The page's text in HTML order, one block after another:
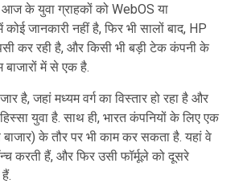
आज के युवा ग्राहकों को WebOS या
जानकारी नहीं है, फिर भी सालों बाद, HP
कर रही है, और किसी भी बड़ी टेक कंपनी के
में से एक है.
है, जहां मध्यम वर्ग का विस्तार हो रहा है और
युवा है. साथ ही, भारत कंपनियों के लिए एक
बाजार) के तौर पर भी काम कर सकता है. यहां वे
करती हैं, और फिर उसी फॉर्मूले को दूसरे
हैं.